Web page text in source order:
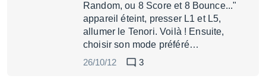
Random, ou 8 Score et 8 Bounce..."
appareil éteint, presser L1 et L5,
allumer le Tenori. Voilà ! Ensuite,
choisir son mode préféré…
26/10/12
3